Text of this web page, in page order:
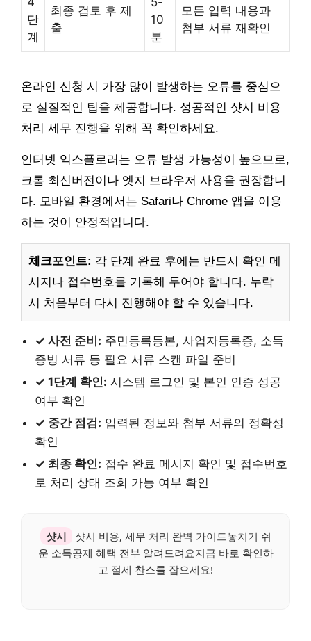
단
계
최종 검토 후 제
출
10
분
모든 입력 내용과
첨부 서류 재확인
온라인 신청 시 가장 많이 발생하는 오류를 중심으
로 실질적인 팁을 제공합니다. 성공적인 샷시 비용
처리 세무 진행을 위해 꼭 확인하세요.
인터넷 익스플로러는 오류 발생 가능성이 높으므로,
크롬 최신버전이나 엣지 브라우저 사용을 권장합니
다. 모바일 환경에서는 Safari나 Chrome 앱을 이용
하는 것이 안정적입니다.
체크포인트: 각 단계 완료 후에는 반드시 확인 메
시지나 접수번호를 기록해 두어야 합니다. 누락
시 처음부터 다시 진행해야 할 수 있습니다.
✓ 사전 준비: 주민등록등본, 사업자등록증, 소득
증빙 서류 등 필요 서류 스캔 파일 준비
✓ 1단계 확인: 시스템 로그인 및 본인 인증 성공
여부 확인
✓ 중간 점검: 입력된 정보와 첨부 서류의 정확성
확인
✓ 최종 확인: 접수 완료 메시지 확인 및 접수번호
로 처리 상태 조회 가능 여부 확인
샷시
샷시 비용, 세무 처리 완벽 가이드놓치기 쉬
운 소득공제 혜택 전부 알려드려요지금 바로 확인하
고 절세 찬스를 잡으세요!